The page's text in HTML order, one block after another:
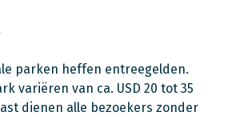
parken heffen entreegelden.
variëren van ca. USD 20 tot 35
dienen alle bezoekers zonder